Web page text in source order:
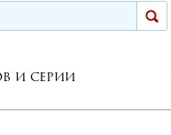
и серии